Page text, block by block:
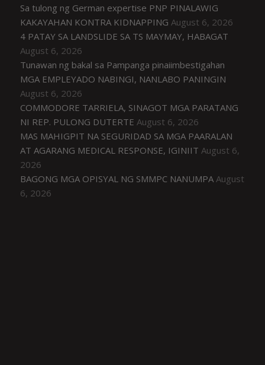
Sa tulong ng German expertise PNP PINALAWIG
KAKAYAHAN KONTRA KIDNAPPING August 6, 2026
4 PATAY SA LANDSLIDE SA TS MAYMAY, HABAGAT
August 6, 2026
Tunawan ng bakal sa Pampanga pinaiimbestigahan
MGA EMPLEYADO NABINGI, NANLABO PANINGIN
August 6, 2026
COMMODORE TARRIELA, SINAGOT MGA PARATANG
NI REP. PULONG DUTERTE August 6, 2026
MAS MAHIGPIT NA SEGURIDAD SA MGA PAARALAN
AT AGARANG MEDICAL RESPONSE, IGINIIT August 6,
2026
BAGONG MGA OPISYAL NG SMMPC NANUMPA August
6, 2026